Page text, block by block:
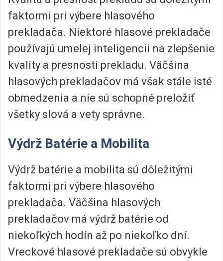
faktormi pri výbere hlasového
prekladača. Niektoré hlasové prekladače
používajú umelej inteligencii na zlepšenie
kvality a presnosti prekladu. Väčšina
hlasových prekladačov má však stále isté
obmedzenia a nie sú schopné preložiť
všetky slová a vety správne.
Výdrž Batérie a Mobilita
Výdrž batérie a mobilita sú dôležitými
faktormi pri výbere hlasového
prekladača. Väčšina hlasových
prekladačov má výdrž batérie od
niekoľkých hodín až po niekoľko dní.
Vreckové hlasové prekladače sú obvykle